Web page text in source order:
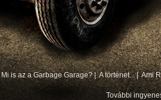
Mi is az a Garbage Garage? |A történet... |Ami
További